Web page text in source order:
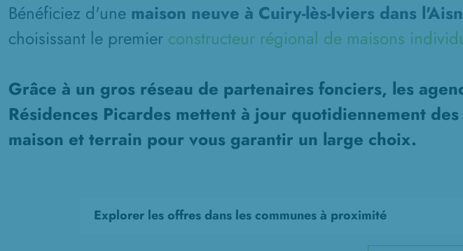
Bénéficiez d'une maison neuve à Cuiry-lès-Iviers dans
choisissant le premier constructeur régional de maisons
Grâce à un gros réseau de partenaires fonciers, les
Résidences Picardes mettent à jour quotidiennement
maison et terrain pour vous garantir un large choix.
Explorer les offres dans les communes à proximité